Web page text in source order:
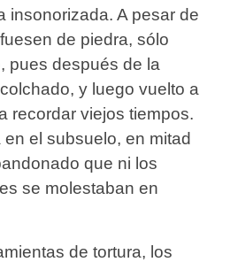
insonorizada. A pesar de
de piedra, sólo
pues después de la
y luego vuelto a
recordar viejos tiempos.
el subsuelo, en mitad
que ni los
se molestaban en
de tortura, los